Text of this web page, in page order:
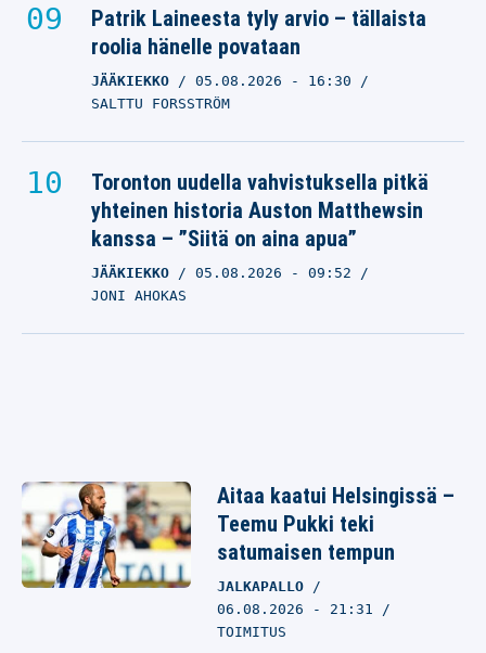
Patrik Laineesta tyly arvio – tällaista
roolia hänelle povataan
JÄÄKIEKKO 05.08.2026 - 16:30
SALTTU FORSSTRÖM
Toronton uudella vahvistuksella pitkä
yhteinen historia Auston Matthewsin
kanssa – ”Siitä on aina apua”
JÄÄKIEKKO 05.08.2026 - 09:52
JONI AHOKAS
Aitaa kaatui Helsingissä –
Teemu Pukki teki
satumaisen tempun
JALKAPALLO
06.08.2026 - 21:31
TOIMITUS